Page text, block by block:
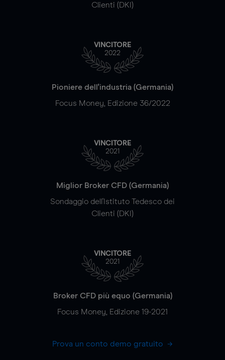
Clienti (DKI)
VINCITORE
2022
Pioniere dell'industria (Germania)
Focus Money, Edizione 36/2022
VINCITORE
2021
Miglior Broker CFD (Germania)
Sondaggio dell'Istituto Tedesco dei
Clienti (DKI)
VINCITORE
2021
Broker CFD più equo (Germania)
Focus Money, Edizione 19-2021
Prova un conto demo gratuito